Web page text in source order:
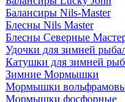
Балансиры Nils-Master
Блесны Nils Master
Блесны Северные
Удочки для зимней
Катушки для зимней
Зимние Мормышки
Мормышки
Мормышки фосфорные